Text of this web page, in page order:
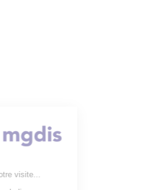
de ce
déranger,
pendant votre visite...